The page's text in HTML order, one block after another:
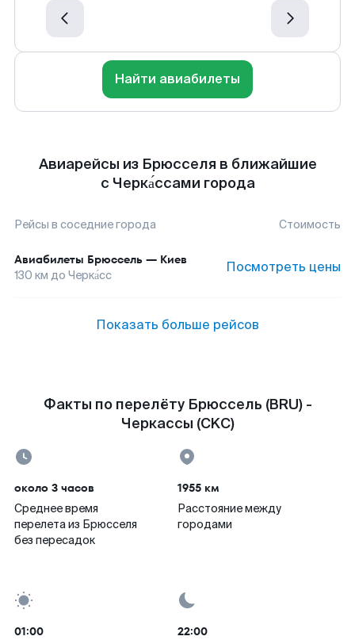
Найти авиабилеты
Авиарейсы из Брюсселя в ближайшие
с Черка́ссами города
Рейсы в соседние города Стоимость
Авиабилеты Брюссель — Киев
130 км до Черка́сс Посмотреть цены
Показать больше рейсов
Факты по перелёту Брюссель (BRU) -
Черкассы (CKC)
около 3 часов
Среднее время
перелета из Брюсселя
без пересадок
1955 км
Расстояние между
городами
01:00 22:00